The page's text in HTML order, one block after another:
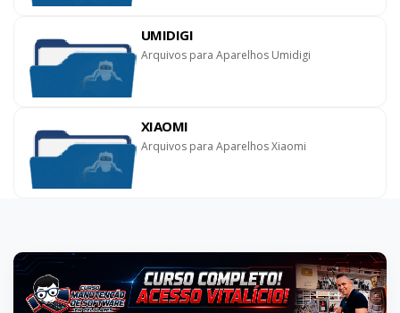
UMIDIGI
Arquivos para Aparelhos Umidigi
XIAOMI
Arquivos para Aparelhos Xiaomi